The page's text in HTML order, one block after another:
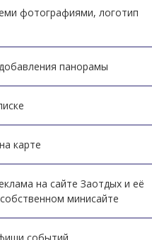
фотографиями, логотип
панорамы
карте
на сайте Заотдых и её
минисайте
событий